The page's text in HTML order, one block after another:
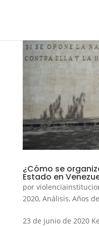
¿Cómo se
Estado en
por
2020, Análisis, Años
23 de junio de 2020